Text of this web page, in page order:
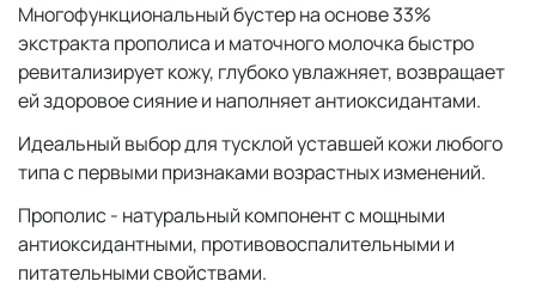
Многофункциональный бустер на основе 33%
экстракта прополиса и маточного молочка быстро
ревитализирует кожу, глубоко увлажняет, возвращает
ей здоровое сияние и наполняет антиоксидантами.
Идеальный выбор для тусклой уставшей кожи любого
типа с первыми признаками возрастных изменений.
Прополис - натуральный компонент с мощными
антиоксидантными, противовоспалительными и
питательными свойствами.